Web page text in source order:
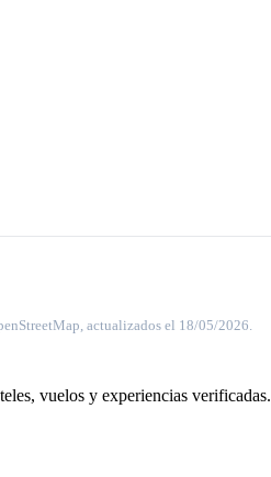
actualizados el 18/05/2026.
vuelos y experiencias verificadas.